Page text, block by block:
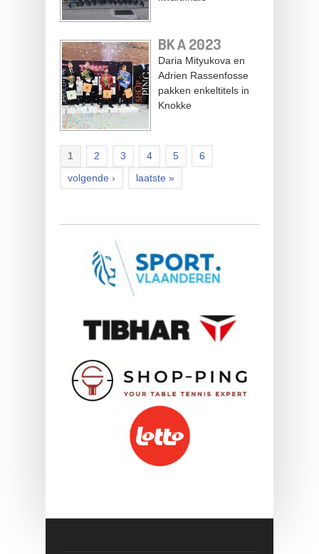
BK A 2023
Daria Mityukova en
Adrien Rassenfosse
pakken enkeltitels in
Knokke
1 2 3 4 5
6
volgende ›
laatste »